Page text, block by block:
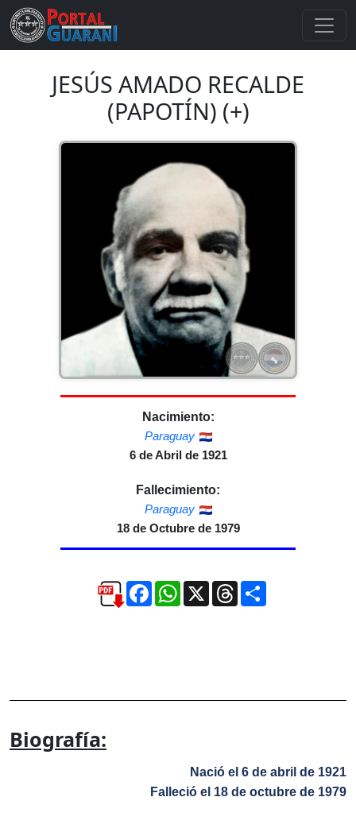
JESÚS AMADO RECALDE
(PAPOTÍN) (+)
Nacimiento:
Paraguay
6 de Abril de 1921
Fallecimiento:
Paraguay
18 de Octubre de 1979
FacebookWhatsApp
X ThreadsCompartir
Biografía:
Nació el 6 de abril de 1921
Falleció el 18 de octu­bre de 1979